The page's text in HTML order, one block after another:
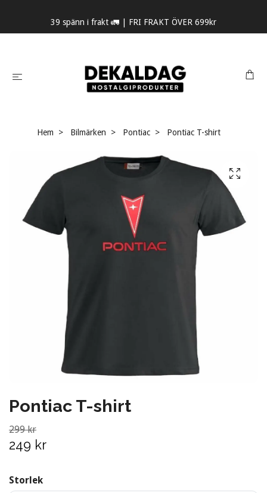
39 spänn i frakt 🚛 | FRI FRAKT ÖVER 699kr
Hem Bilmärken Pontiac Pontiac T-shirt
Pontiac T-shirt
299 kr
249 kr
Storlek